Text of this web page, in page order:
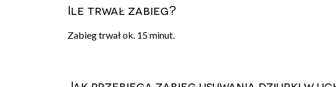
Ile trwał zabieg?
Zabieg trwał ok. 15 minut.